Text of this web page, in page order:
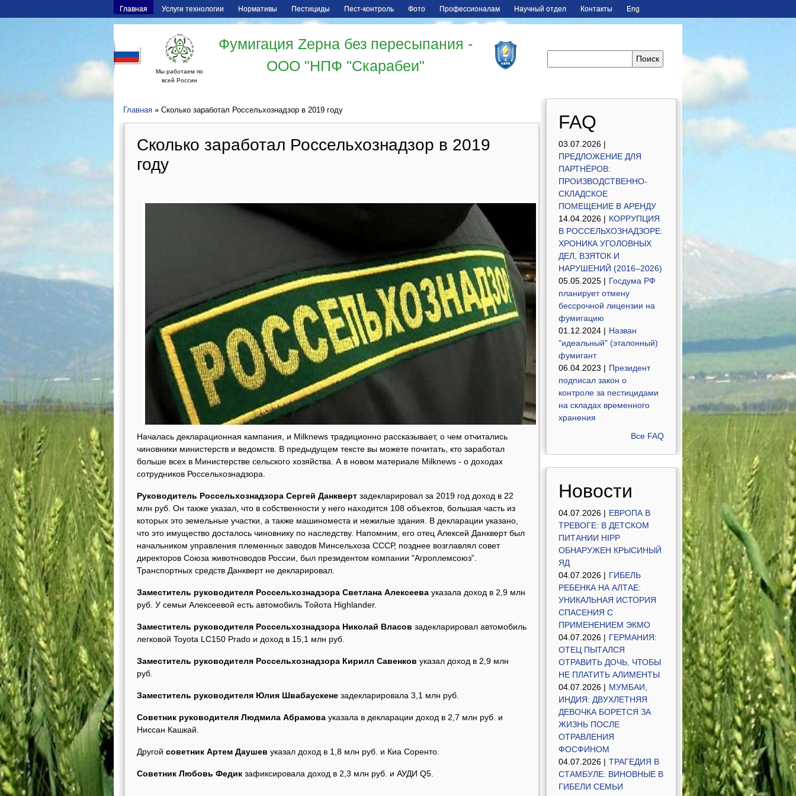
Главная Услуги технологии Нормативы Пестициды Пест-контроль Фото Профессионалам Научный отдел Контакты Eng
Мы работаем по
всей России
Фумигация Zерна без пересыпания -
ООО "НПФ "Скарабеи"
Главная » Сколько заработал Россельхознадзор в 2019 году
Сколько заработал Россельхознадзор в 2019
году
Началась декларационная кампания, и Milknews традиционно рассказывает, о чем отчитались
чиновники министерств и ведомств. В предыдущем тексте вы можете почитать, кто заработал
больше всех в Министерстве сельского хозяйства. А в новом материале Milknews - о доходах
сотрудников Россельхознадзора.
Руководитель Россельхознадзора Сергей Данкверт задекларировал за 2019 год доход в 22
млн руб. Он также указал, что в собственности у него находится 108 объектов, большая часть из
которых это земельные участки, а также машиноместа и нежилые здания. В декларации указано,
что это имущество досталось чиновнику по наследству. Напомним, его отец Алексей Данкверт был
начальником управления племенных заводов Минсельхоза СССР, позднее возглавлял совет
директоров Союза животноводов России, был президентом компании "Агроплемсоюз”.
Транспортных средств Данкверт не декларировал.
Заместитель руководителя Россельхознадзора Светлана Алексеева указала доход в 2,9 млн
руб. У семьи Алексеевой есть автомобиль Тойота Highlander.
Заместитель руководителя Россельхознадзора Николай Власов задекларировал автомобиль
легковой Toyota LC150 Prado и доход в 15,1 млн руб.
Заместитель руководителя Россельхознадзора Кирилл Савенков указал доход в 2,9 млн
руб.
Заместитель руководителя Юлия Швабаускене задекларировала 3,1 млн руб.
Советник руководителя Людмила Абрамова указала в декларации доход в 2,7 млн руб. и
Ниссан Кашкай.
Другой советник Артем Даушев указал доход в 1,8 млн руб. и Киа Соренто.
Советник Любовь Федик зафиксировала доход в 2,3 млн руб. и АУДИ Q5.
FAQ
03.07.2026 |
ПРЕДЛОЖЕНИЕ ДЛЯ
ПАРТНЁРОВ:
ПРОИЗВОДСТВЕННО-
СКЛАДСКОЕ
ПОМЕЩЕНИЕ В АРЕНДУ
14.04.2026 | КОРРУПЦИЯ
В РОССЕЛЬХОЗНАДЗОРЕ:
ХРОНИКА УГОЛОВНЫХ
ДЕЛ, ВЗЯТОК И
НАРУШЕНИЙ (2016–2026)
05.05.2025 | Госдума РФ
планирует отмену
бессрочной лицензии на
фумигацию
01.12.2024 | Назван
"идеальный" (эталонный)
фумигант
06.04.2023 | Президент
подписал закон о
контроле за пестицидами
на складах временного
хранения
Все FAQ
Новости
04.07.2026 | ЕВРОПА В
ТРЕВОГЕ: В ДЕТСКОМ
ПИТАНИИ HIPP
ОБНАРУЖЕН КРЫСИНЫЙ
ЯД
04.07.2026 | ГИБЕЛЬ
РЕБЕНКА НА АЛТАЕ:
УНИКАЛЬНАЯ ИСТОРИЯ
СПАСЕНИЯ С
ПРИМЕНЕНИЕМ ЭКМО
04.07.2026 | ГЕРМАНИЯ:
ОТЕЦ ПЫТАЛСЯ
ОТРАВИТЬ ДОЧЬ, ЧТОБЫ
НЕ ПЛАТИТЬ АЛИМЕНТЫ
04.07.2026 | МУМБАИ,
ИНДИЯ: ДВУХЛЕТНЯЯ
ДЕВОЧКА БОРЕТСЯ ЗА
ЖИЗНЬ ПОСЛЕ
ОТРАВЛЕНИЯ
ФОСФИНОМ
04.07.2026 | ТРАГЕДИЯ В
СТАМБУЛЕ: ВИНОВНЫЕ В
ГИБЕЛИ СЕМЬИ